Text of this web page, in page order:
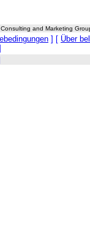
and Marketing
] [ Über